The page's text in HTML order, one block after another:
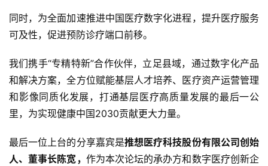
同时，为全面加速推进中国医疗数字化进程，提升医疗服务
可及性，促进预防诊疗端口前移。
我们携手“专精特新”合作伙伴，立足县域，通过数字化产品
和解决方案，全方位赋能基层人才培养、医疗资产运营管理
和影像同质化发展，打通基层医疗高质量发展的最后一公
里，为实现健康中国2030贡献更大力量。
最后一位上台的分享嘉宾是推想医疗科技股份有限公司创始
人、董事长陈宽， 作为本次论坛的承办方和数字医疗创新企